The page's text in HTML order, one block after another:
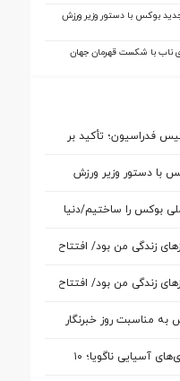
بوکس با دستور وزیر ورزش
ناب با شکست قهرمان جهان
فدراسیون؛ تأکید بر
آسیایی ناگویا
با دستور وزیر ورزش
بوکس را ساختیم/دنیا
زندگی من بود/ افتتاح
زندگی من بود/ افتتاح
مناسبت روز خبرنگار
آغاز اردوی تیم ملی بوکس برای بازی‌های آسیایی ناگویا؛ ۱۰